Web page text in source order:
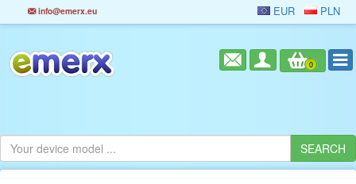
info@emerx.eu EUR PLN
0